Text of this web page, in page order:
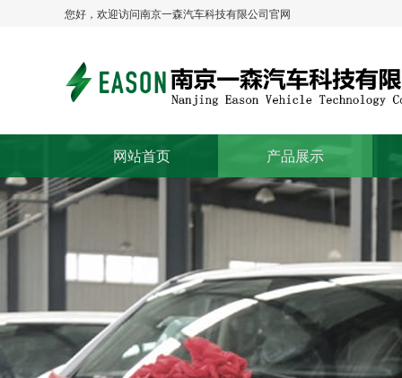
您好，欢迎访问南京一森汽车科技有限公司官网
网站首页 产品展示